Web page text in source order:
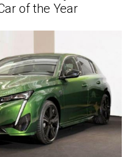
of the Year